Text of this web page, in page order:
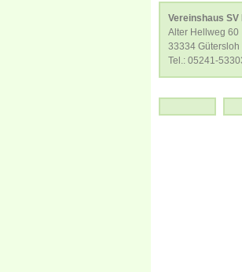
Vereinshaus
Alter Hellweg 60
33334 Gütersloh
Tel.: 05241-